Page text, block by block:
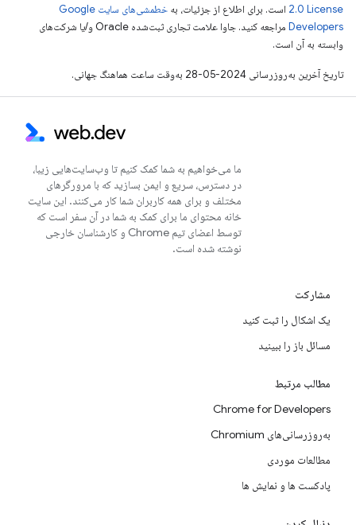
2.0 License است. برای اطلاع از جزئیات، به
خطمشی‌های سایت Google
Developers‏
مراجعه کنید. جاوا علامت تجاری ثبت‌شده Oracle و/یا شرکت‌های
وابسته به آن است.
تاریخ آخرین به‌روزرسانی 2024-05-28 به‌وقت ساعت هماهنگ جهانی.
ما می‌خواهیم به شما کمک کنیم تا وب‌سایت‌هایی زیبا،
در دسترس، سریع و ایمن بسازید که با مرورگرهای
مختلف و برای همه کاربران شما کار می‌کنند. این سایت
خانه محتوای ما برای کمک به شما در آن سفر است که
توسط اعضای تیم Chrome و کارشناسان خارجی
نوشته شده است.
مشارکت
یک اشکال را ثبت کنید
مسائل باز را ببینید
مطالب مرتبط
Chrome for Developers
به‌روزرسانی‌های Chromium
مطالعات موردی
پادکست ها و نمایش ها